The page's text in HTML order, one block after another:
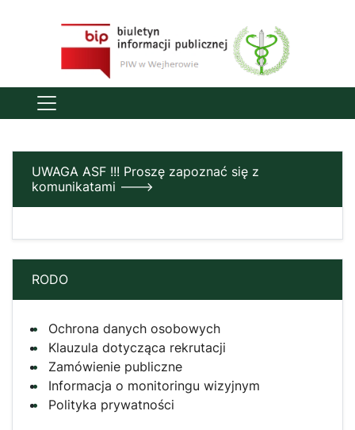
UWAGA ASF !!! Proszę zapoznać się z
komunikatami --->
RODO
Ochrona danych osobowych
Klauzula dotycząca rekrutacji
Zamówienie publiczne
Informacja o monitoringu wizyjnym
Polityka prywatności